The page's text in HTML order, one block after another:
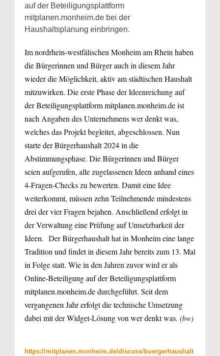
auf der Beteiligungsplattform
mitplanen.monheim.de bei der
Haushaltsplanung einbringen.
Im nordrhein-westfälischen Monheim am Rhein haben
die Bürgerinnen und Bürger auch in diesem Jahr
wieder die Möglichkeit, aktiv am städtischen Haushalt
mitzuwirken. Die erste Phase der Ideenreichung auf
der Beteiligungsplattform mitplanen.monheim.de ist
nach Angaben des Unternehmens wer denkt was,
welches das Projekt begleitet, abgeschlossen. Nun
starte der Bürgerhaushalt 2024 in die
Abstimmungsphase. Die Bürgerinnen und Bürger
seien aufgerufen, alle zugelassenen Ideen anhand eines
4-Fragen-Checks zu bewerten. Damit eine Idee
weiterkommt, müssen zehn Teilnehmende mindestens
drei der vier Fragen bejahen. Anschließend erfolgt in
der Verwaltung eine Prüfung auf Umsetzbarkeit der
Ideen. Der Bürgerhaushalt hat in Monheim eine lange
Tradition und findet in diesem Jahr bereits zum 13. Mal
in Folge statt. Wie in den Jahren zuvor wird er als
Online-Beteiligung auf der Beteiligungsplattform
mitplanen.monheim.de durchgeführt. Seit dem
vergangenen Jahr erfolgt die technische Umsetzung
dabei mit der Widget-Lösung von wer denkt was. (bw)
https://mitplanen.monheim.de/discuss/buergerhaushalt